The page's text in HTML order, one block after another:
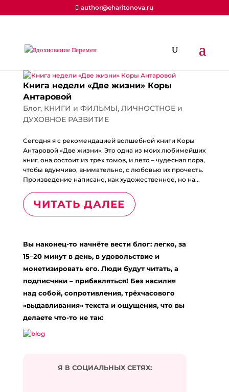
author@eharitonova.ru
Книга недели «Две жизни» Коры
Антаровой
Блог, КНИГИ и ФИЛЬМЫ, ЛИЧНОСТНОЕ и
ДУХОВНОЕ РАЗВИТИЕ
Сегодня я с рекомендацией волшебной книги Коры
Антаровой «Две жизни». Это одна из моих любимейших
книг, она состоит из трех томов, и лето – чудесная пора,
чтобы вдумчиво, внимательно, с любовью их прочесть.
Произведение написано, как художественное, но на...
ЧИТАТЬ ДАЛЕЕ
Вы наконец-то начнёте вести блог: легко, за
15–20 минут в день, в удовольствие и
монетизировать его. Люди будут читать, а
подписчики – прибавляться! Без насилия
над собой, сопротивления, трёхчасового
«выдавливания» текста и ощущения, что вы
делаете что-то не так:
Я В СОЦИАЛЬНЫХ СЕТЯХ: